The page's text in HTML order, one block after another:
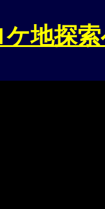
ケ地探